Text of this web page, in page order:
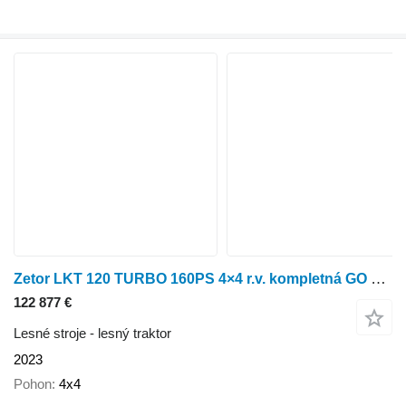
Zetor LKT 120 TURBO 160PS 4×4 r.v. kompletná GO 2023 VIN 019
122 877 €
Lesné stroje - lesný traktor
2023
Pohon 4x4